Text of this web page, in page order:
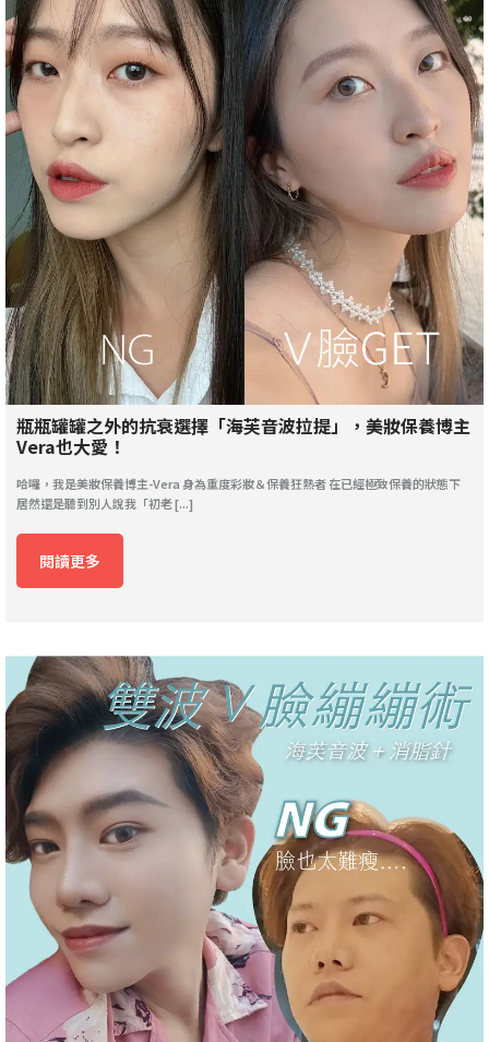
瓶瓶罐罐之外的抗衰選擇「海芙音波拉提」，美妝保養博主
Vera也大愛！
哈囉，我是美妝保養博主-Vera 身為重度彩妝＆保養狂熱者 在已經極致保養的狀態下
居然還是聽到別人說我「初老 [...]
閱讀更多